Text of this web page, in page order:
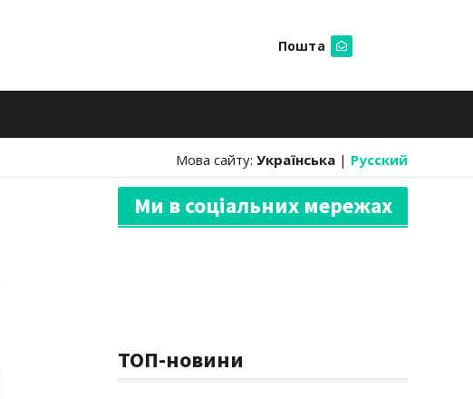
Пошта
Мова сайту: Українська | Русский
Ми в соціальних мережах
ТОП-новини